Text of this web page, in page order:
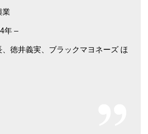
業
年 –
、徳井義実、ブラックマヨネーズ ほ